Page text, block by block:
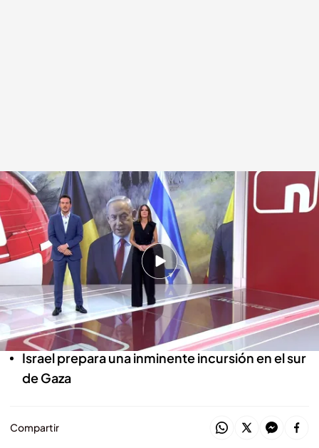
Las noticias, de la mano de Diego Losada y Mónica Sanz
Redacción digital Noticias Cuatro
09 FEB 2024 - 21:39h.
La borrasca Karlotta se cobra su primera
víctima mortal
Los Goya y Ferraz, objetivo de los agricultores
Israel prepara una inminente incursión en el sur
de Gaza
Compartir